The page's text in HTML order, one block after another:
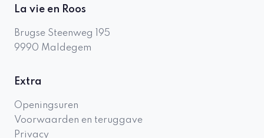
La vie en Roos
Brugse Steenweg 195
9990 Maldegem
Extra
Openingsuren
Voorwaarden en teruggave
Privacy